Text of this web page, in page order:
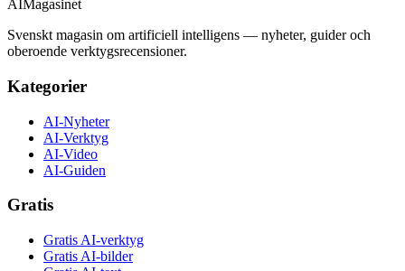
AIMagasinet
Svenskt magasin om artificiell intelligens — nyheter, guider och
oberoende verktygsrecensioner.
Kategorier
AI-Nyheter
AI-Verktyg
AI-Video
AI-Guiden
Gratis
Gratis AI-verktyg
Gratis AI-bilder